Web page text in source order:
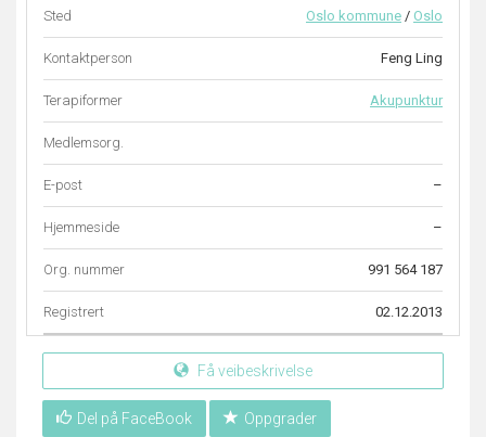
Sted Oslo kommune / Oslo
Kontaktperson Feng Ling
Terapiformer Akupunktur
Medlemsorg.
E-post –
Hjemmeside –
Org. nummer 991 564 187
Registrert 02.12.2013
Få veibeskrivelse
Del på FaceBook Oppgrader